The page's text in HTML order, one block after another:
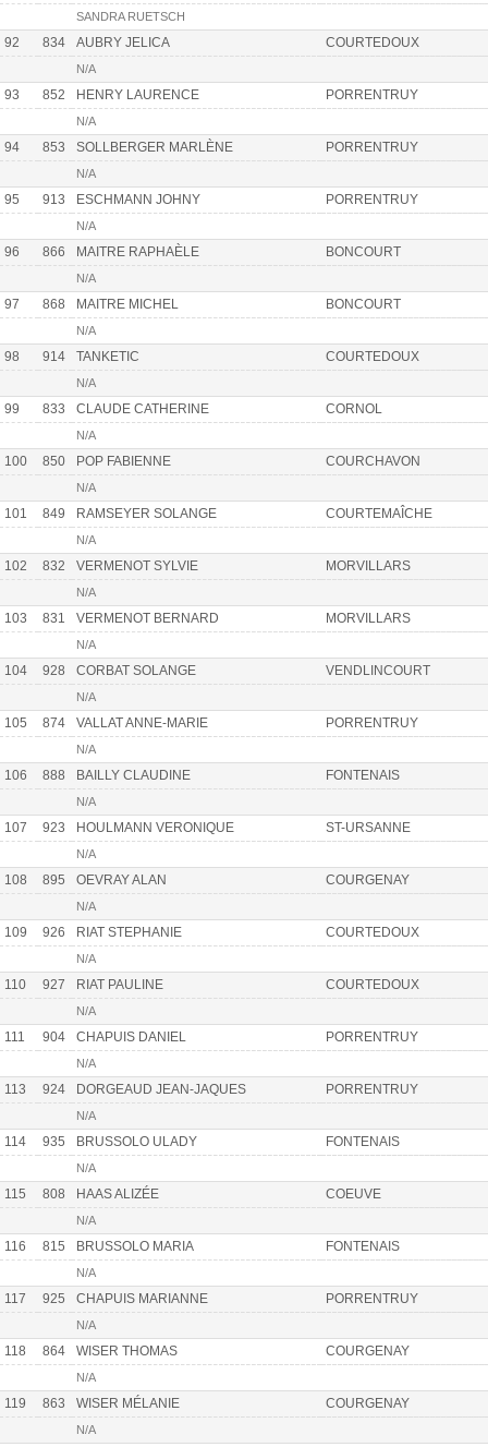
SANDRA RUETSCH
92 834 AUBRY JELICA COURTEDOUX
N/A
93 852 HENRY LAURENCE PORRENTRUY
N/A
94 853 SOLLBERGER MARLÈNE PORRENTRUY
N/A
95 913 ESCHMANN JOHNY PORRENTRUY
N/A
96 866 MAITRE RAPHAÈLE BONCOURT
N/A
97 868 MAITRE MICHEL BONCOURT
N/A
98 914 TANKETIC COURTEDOUX
N/A
99 833 CLAUDE CATHERINE CORNOL
N/A
100 850 POP FABIENNE COURCHAVON
N/A
101 849 RAMSEYER SOLANGE COURTEMAÎCHE
N/A
102 832 VERMENOT SYLVIE MORVILLARS
N/A
103 831 VERMENOT BERNARD MORVILLARS
N/A
104 928 CORBAT SOLANGE VENDLINCOURT
N/A
105 874 VALLAT ANNE-MARIE PORRENTRUY
N/A
106 888 BAILLY CLAUDINE FONTENAIS
N/A
107 923 HOULMANN VERONIQUE ST-URSANNE
N/A
108 895 OEVRAY ALAN COURGENAY
N/A
109 926 RIAT STEPHANIE COURTEDOUX
N/A
110 927 RIAT PAULINE COURTEDOUX
N/A
111 904 CHAPUIS DANIEL PORRENTRUY
N/A
113 924 DORGEAUD JEAN-JAQUES PORRENTRUY
N/A
114 935 BRUSSOLO ULADY FONTENAIS
N/A
115 808 HAAS ALIZÉE COEUVE
N/A
116 815 BRUSSOLO MARIA FONTENAIS
N/A
117 925 CHAPUIS MARIANNE PORRENTRUY
N/A
118 864 WISER THOMAS COURGENAY
N/A
119 863 WISER MÉLANIE COURGENAY
N/A